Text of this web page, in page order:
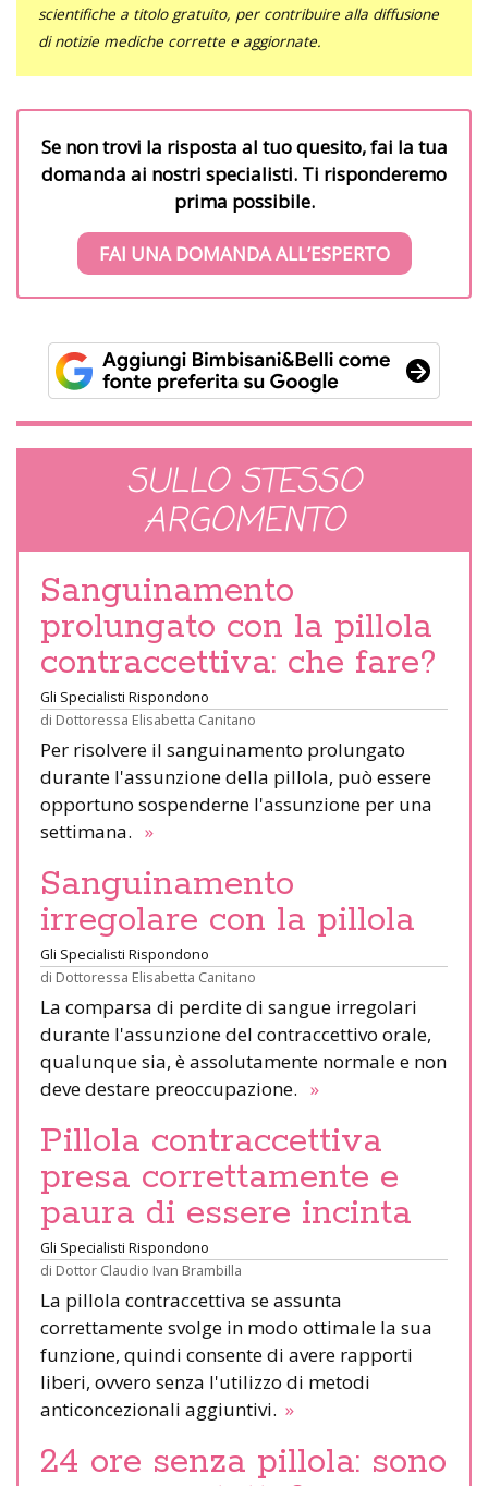
scientifiche a titolo gratuito, per contribuire alla diffusione
di notizie mediche corrette e aggiornate.
Se non trovi la risposta al tuo quesito, fai la tua
domanda ai nostri specialisti. Ti risponderemo
prima possibile.
FAI UNA DOMANDA ALL’ESPERTO
SULLO STESSO
ARGOMENTO
Sanguinamento
prolungato con la pillola
contraccettiva: che fare?
Gli Specialisti Rispondono
di Dottoressa Elisabetta Canitano
Per risolvere il sanguinamento prolungato
durante l'assunzione della pillola, può essere
opportuno sospenderne l'assunzione per una
settimana. »
Sanguinamento
irregolare con la pillola
Gli Specialisti Rispondono
di Dottoressa Elisabetta Canitano
La comparsa di perdite di sangue irregolari
durante l'assunzione del contraccettivo orale,
qualunque sia, è assolutamente normale e non
deve destare preoccupazione. »
Pillola contraccettiva
presa correttamente e
paura di essere incinta
Gli Specialisti Rispondono
di Dottor Claudio Ivan Brambilla
La pillola contraccettiva se assunta
correttamente svolge in modo ottimale la sua
funzione, quindi consente di avere rapporti
liberi, ovvero senza l'utilizzo di metodi
anticoncezionali aggiuntivi. »
24 ore senza pillola: sono